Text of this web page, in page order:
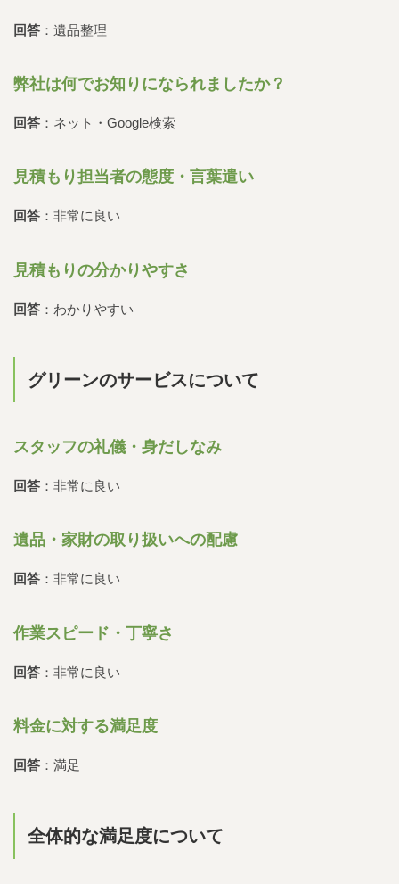
回答 ：遺品整理
弊社は何でお知りになられましたか？
回答 ：ネット・Google検索
見積もり担当者の態度・言葉遣い
回答 ：非常に良い
見積もりの分かりやすさ
回答 ：わかりやすい
グリーンのサービスについて
スタッフの礼儀・身だしなみ
回答 ：非常に良い
遺品・家財の取り扱いへの配慮
回答 ：非常に良い
作業スピード・丁寧さ
回答 ：非常に良い
料金に対する満足度
回答 ：満足
全体的な満足度について